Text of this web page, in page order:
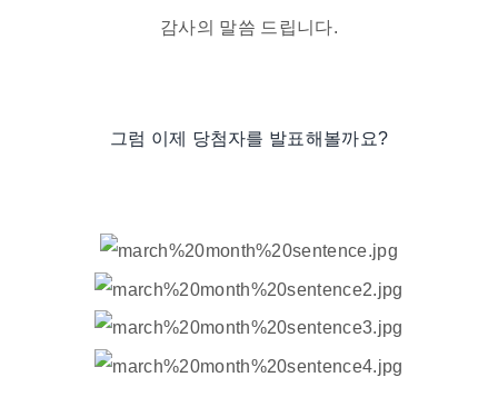
감사의 말씀 드립니다.
그럼 이제 당첨자를 발표해볼까요?